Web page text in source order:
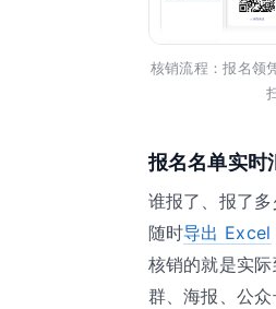
核销流程：报名领
报名名单实时
谁报了、报了
随时导出 Excel
核销的就是实
群、海报、公